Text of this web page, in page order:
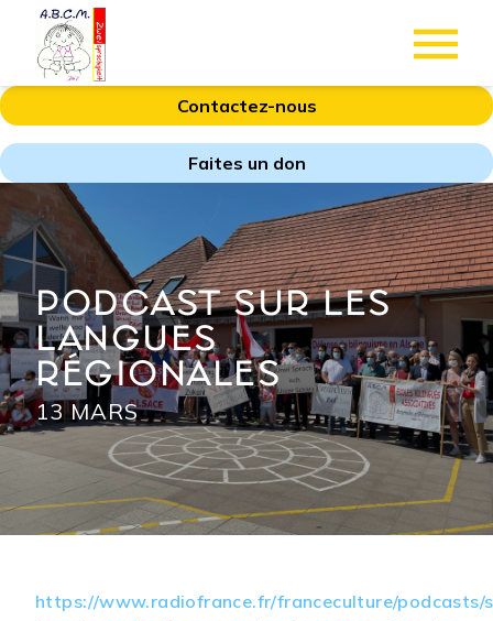
Contactez-nous
Faites un don
PODCAST SUR LES
LANGUES
RÉGIONALES
13 MARS
https://www.radiofrance.fr/franceculture/podcasts/